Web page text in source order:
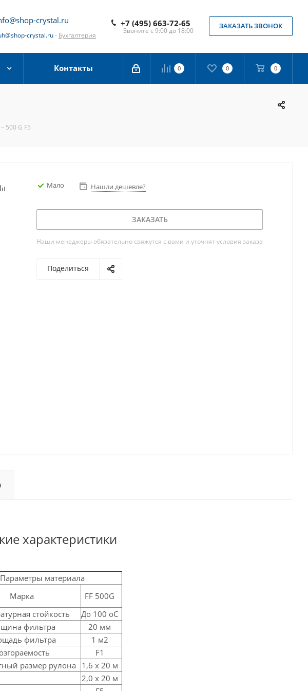
crystal.ru
crystal.ru- Бухгалтерия
+7 (495) 663-72-65
Звоните с 9:00 до 18:00
ЗАКАЗАТЬ ЗВОНОК
0 0 0
Контакты
500 G F5
Мало Нашли дешевле?
ЗАКАЗАТЬ
Наши менеджеры обязательно свяжутся с вами и уточнят условия заказа
Поделиться
характеристики
Параметры материала
Марка
FF 500G
стойкость
До 100 оС
фильтра
20 мм
фильтра
1 м2
F1
размер рулона
1,6 х 20 м
2,0 х 20 м